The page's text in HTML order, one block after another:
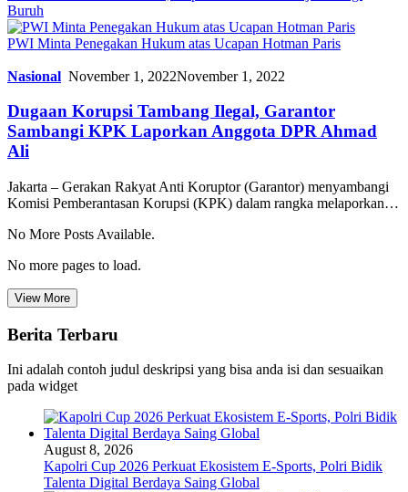
Buruh
PWI Minta Penegakan Hukum atas Ucapan Hotman Paris
Nasional November 1, 2022November 1, 2022
Dugaan Korupsi Tambang Ilegal, Garantor
Sambangi KPK Laporkan Anggota DPR Ahmad
Ali
Jakarta – Gerakan Rakyat Anti Koruptor (Garantor) menyambangi
Komisi Pemberantasan Korupsi (KPK) dalam rangka melaporkan…
No More Posts Available.
No more pages to load.
View More
Berita Terbaru
Ini adalah contoh judul deskripsi yang bisa anda isi dan sesuaikan
pada widget
August 8, 2026
Kapolri Cup 2026 Perkuat Ekosistem E-Sports, Polri Bidik
Talenta Digital Berdaya Saing Global